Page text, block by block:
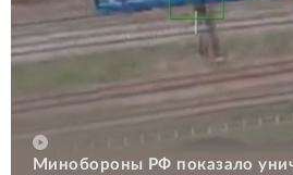
Минобороны РФ показало